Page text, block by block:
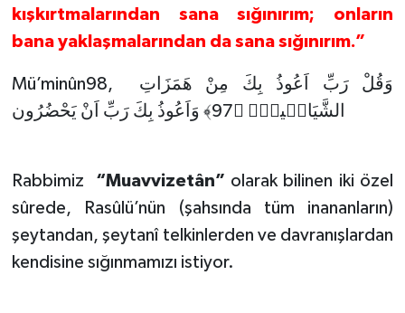
kışkırtmalarından sana sığınırım; onların
bana yaklaşmalarından da sana sığınırım.”
Mü’minûn98, وَقُلْ رَبِّ اَعُوذُ بِكَ مِنْ هَمَزَاتِ
الشَّيَاط۪ينِۙ ﴿97﴾ وَاَعُوذُ بِكَ رَبِّ اَنْ يَحْضُرُون
Rabbimiz “Muavvizetân” olarak bilinen iki özel
sûrede, Rasûlü’nün (şahsında tüm inananların)
şeytandan, şeytanî telkinlerden ve davranışlardan
kendisine sığınmamızı istiyor.
Malatya Müftülüğü
Mardin Müftülüğü
Muş Müftülüğü